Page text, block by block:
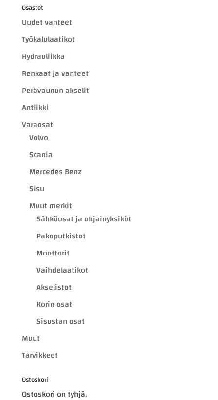
Osastot
Uudet vanteet
Työkalulaatikot
Hydrauliikka
Renkaat ja vanteet
Perävaunun akselit
Antiikki
Varaosat
Volvo
Scania
Mercedes Benz
Sisu
Muut merkit
Sähköosat ja ohjainyksiköt
Pakoputkistot
Moottorit
Vaihdelaatikot
Akselistot
Korin osat
Sisustan osat
Muut
Tarvikkeet
Ostoskori
Ostoskori on tyhjä.